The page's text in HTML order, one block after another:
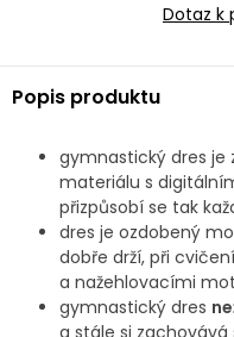
Dotaz k
Popis produktu
gymnastický dres je
materiálu s
přizpůsobí se tak
dres je ozdobený
dobře drží, při
a nažehlovacími
gymnastický dres
a stále si